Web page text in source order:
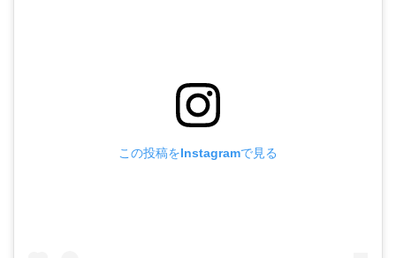
この投稿をInstagramで見る